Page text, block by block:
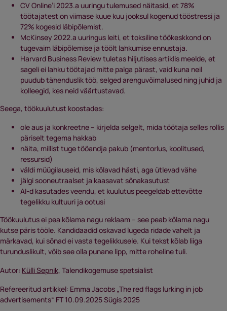
CV Online’i 2023.a uuringu tulemused näitasid, et 78%
töötajatest on viimase kuue kuu jooksul kogenud tööstressi ja
72% kogesid läbipõlemist.
McKinsey 2022.a uuringus leiti, et toksiline töökeskkond on
tugevaim läbipõlemise ja töölt lahkumise ennustaja.
Harvard Business Review tuletas hiljutises artiklis meelde, et
sageli ei lahku töötajad mitte palga pärast, vaid kuna neil
puudub tähenduslik töö, selged arenguvõimalused ning juhid ja
kolleegid, kes neid väärtustavad.
Seega, töökuulutust koostades:
ole aus ja konkreetne – kirjelda selgelt, mida töötaja selles rollis
päriselt tegema hakkab
näita, millist tuge tööandja pakub (mentorlus, koolitused,
ressursid)
väldi müügilauseid, mis kõlavad hästi, aga ütlevad vähe
jälgi sooneutraalset ja kaasavat sõnakasutust
AI-d kasutades veendu, et kuulutus peegeldab ettevõtte
tegelikku kultuuri ja ootusi
Töökuulutus ei pea kõlama nagu reklaam – see peab kõlama nagu
kutse päris tööle. Kandidaadid oskavad lugeda ridade vahelt ja
märkavad, kui sõnad ei vasta tegelikkusele. Kui tekst kõlab liiga
turunduslikult, võib see olla punane lipp, mitte roheline tuli.
Autor: Külli Sepnik, Talendikogemuse spetsialist
Refereeritud artikkel: Emma Jacobs „The red flags lurking in job
advertisements“ FT 10.09.2025 Sügis 2025